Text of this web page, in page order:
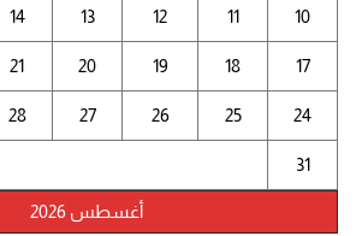
أغسطس 2026
10
11
12
13
14
17
18
19
20
21
24
25
26
27
28
31